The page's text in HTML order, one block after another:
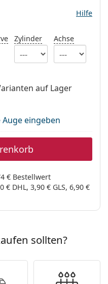
Hilfe
Zylinder Achse
auf Lager
eingeben
€ Bestellwert
DHL, 3,90 € GLS, 6,90 €
sollten?